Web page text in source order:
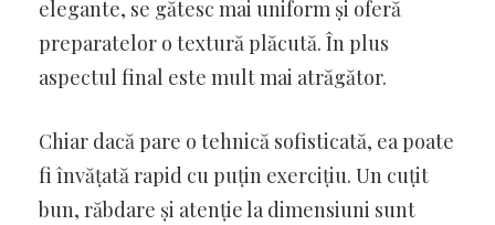
elegante, se gătesc mai uniform și oferă
preparatelor o textură plăcută. În plus
aspectul final este mult mai atrăgător.
Chiar dacă pare o tehnică sofisticată, ea poate
fi învățată rapid cu puțin exercițiu. Un cuțit
bun, răbdare și atenție la dimensiuni sunt